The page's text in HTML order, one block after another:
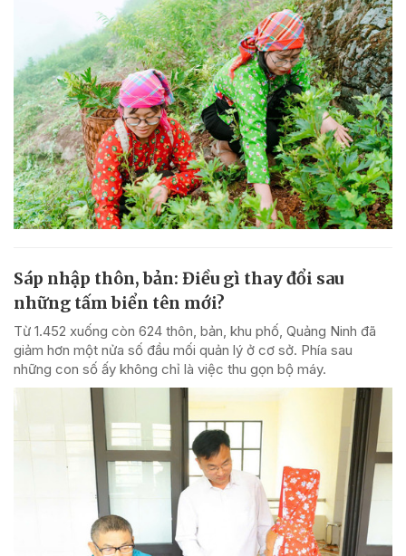
Sáp nhập thôn, bản: Điều gì thay đổi sau
những tấm biển tên mới?
Từ 1.452 xuống còn 624 thôn, bản, khu phố, Quảng Ninh đã
giảm hơn một nửa số đầu mối quản lý ở cơ sở. Phía sau
những con số ấy không chỉ là việc thu gọn bộ máy.